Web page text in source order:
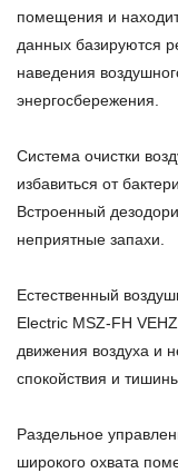
помещения и
данных базируются
наведения
энергосбережения.
Система очистки
избавиться от
Встроенный
неприятные запахи.
Естественный
Electric MSZ-FH
движения воздуха и
спокойствия и
Раздельное
широкого охвата